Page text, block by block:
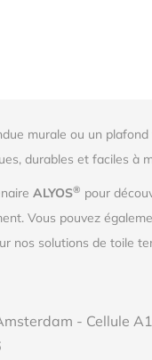
murale ou un plafond
durables et faciles à
ALYOS® pour
Vous pouvez
nos solutions de toile
- Cellule